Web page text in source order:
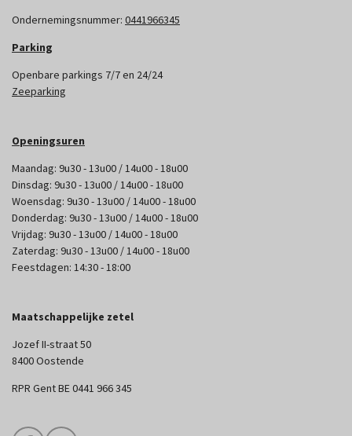
Ondernemingsnummer: 0441966345
Parking
Openbare parkings 7/7 en 24/24
Zeeparking
Openingsuren
Maandag: 9u30 - 13u00 / 14u00 - 18u00
Dinsdag: 9u30 - 13u00 / 14u00 - 18u00
Woensdag: 9u30 - 13u00 / 14u00 - 18u00
Donderdag: 9u30 - 13u00 / 14u00 - 18u00
Vrijdag: 9u30 - 13u00 / 14u00 - 18u00
Zaterdag: 9u30 - 13u00 / 14u00 - 18u00
Feestdagen: 14:30 - 18:00
Maatschappelijke zetel
Jozef II-straat 50
8400 Oostende
RPR Gent BE 0441 966 345